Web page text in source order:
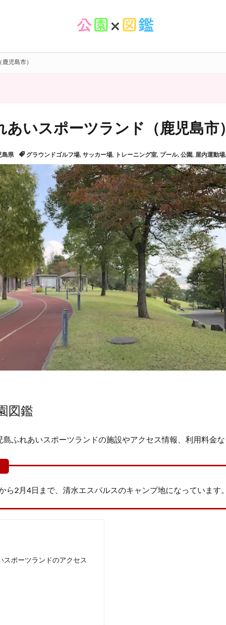
児島市）
あいスポーツランド（鹿児島市
島県 グラウンドゴルフ場, サッカー場, トレーニング室, プール, 公園, 屋内運動場
図鑑
島ふれあいスポーツランドの施設やアクセス情報、利用料金
ら2月4日まで、清水エスパルスのキャンプ地になっています
スポーツランドのアクセス